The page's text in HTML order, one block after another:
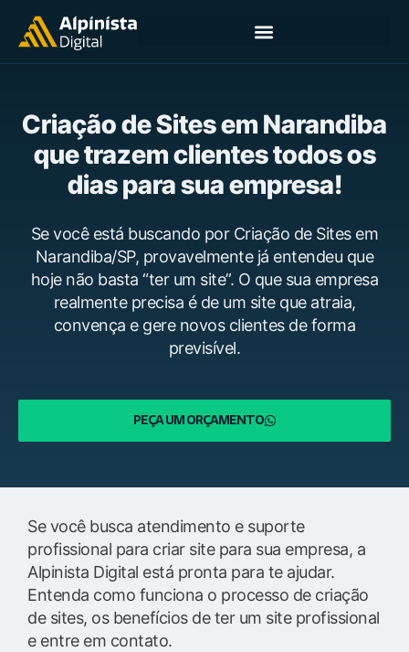
Criação de Sites em Narandiba
que trazem clientes todos os
dias para sua empresa!
Se você está buscando por Criação de Sites em
Narandiba/SP, provavelmente já entendeu que
hoje não basta “ter um site”. O que sua empresa
realmente precisa é de um site que atraia,
convença e gere novos clientes de forma
previsível.
PEÇA UM ORÇAMENTO
Se você busca atendimento e suporte
profissional para criar site para sua empresa, a
Alpinista Digital está pronta para te ajudar.
Entenda como funciona o processo de criação
de sites, os benefícios de ter um site profissional
e entre em contato.